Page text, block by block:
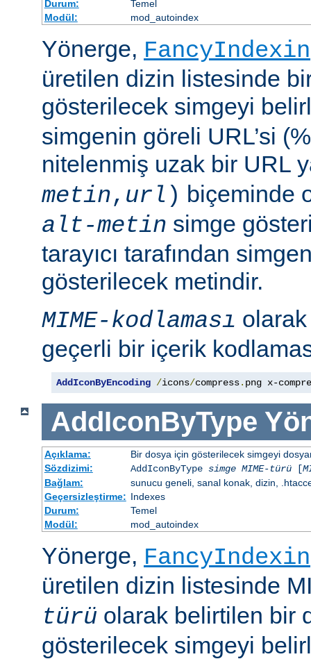
Durum:
Temel
Modül:
mod_autoindex
Yönerge,
üretilen dizin listesinde
gösterilecek simgeyi
simgenin göreli URL’si
nitelenmiş uzak bir URL
metin, url ) biçeminde
alt-metin simge
tarayıcı tarafından
gösterilecek metindir.
MIME-kodlaması
geçerli bir içerik
AddIconByEncoding /icons/compress. png x-
AddIconByType
Açıklama:
Bir dosya için gösterilecek simgeyi
Sözdizimi:
AddIconByType simge MIME-türü[
Bağlam:
sunucu geneli, sanal konak, dizin,
Geçersizleştirme: Indexes
Durum:
Temel
Modül:
mod_autoindex
Yönerge,
üretilen dizin listesinde
türü olarak belirtilen bir
gösterilecek simgeyi